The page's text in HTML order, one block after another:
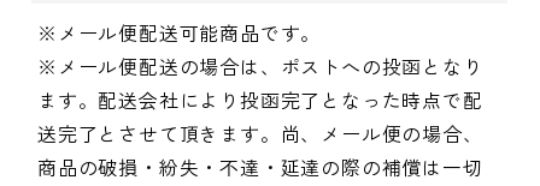
※メール便配送可能商品です。
※メール便配送の場合は、ポストへの投函となり
ます。配送会社により投函完了となった時点で配
送完了とさせて頂きます。尚、メール便の場合、
商品の破損・紛失・不達・延達の際の補償は一切